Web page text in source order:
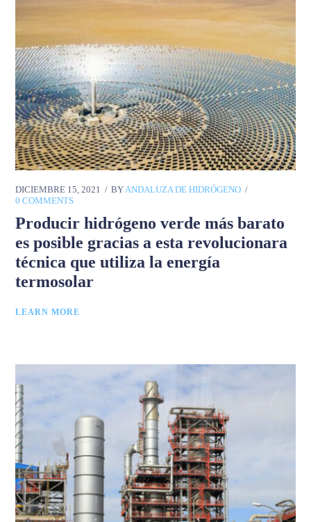
DICIEMBRE 15, 2021 BY ANDALUZA DE HIDRÓGENO
0 COMMENTS
Producir hidrógeno verde más barato
es posible gracias a esta revolucionara
técnica que utiliza la energía
termosolar
LEARN MORE